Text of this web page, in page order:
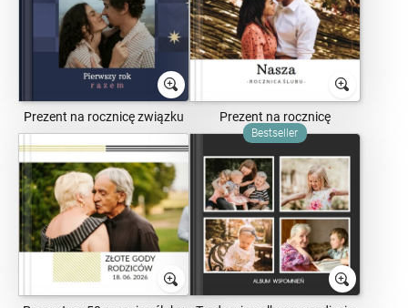
Prezent na rocznicę związku Prezent na rocznicę
Bestseller